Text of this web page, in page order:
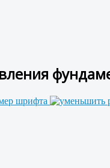
шрифта